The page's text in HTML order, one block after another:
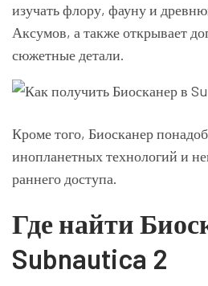
изучать флору, фауну и
Аксумов, а также открывает
сюжетные детали.
Кроме того, Биосканер
инопланетных технологий и
раннего доступа.
Где найти
Subnautica 2